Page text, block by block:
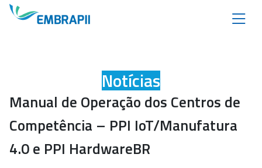
Notícias
Manual de Operação dos Centros de
Competência – PPI IoT/Manufatura
4.0 e PPI HardwareBR